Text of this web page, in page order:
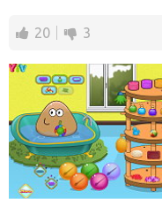
20 3